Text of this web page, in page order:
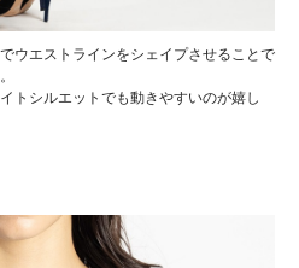
ウエストラインをシェイプさせることで
トシルエットでも動きやすいのが嬉し